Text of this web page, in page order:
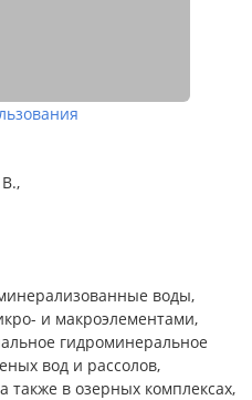
воды,
и макроэлементами,
гидроминеральное
вод и рассолов,
также в озерных комплексах,